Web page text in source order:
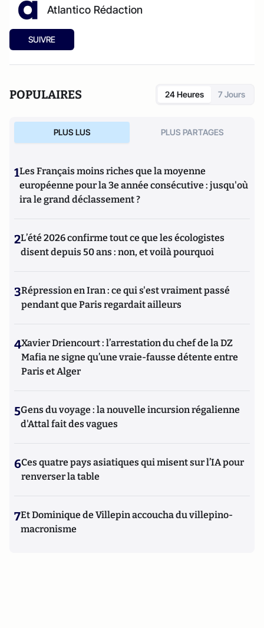
Atlantico Rédaction
SUIVRE
POPULAIRES 24 Heures 7 Jours
PLUS LUS PLUS PARTAGES
1Les Français moins riches que la moyenne
européenne pour la 3e année consécutive : jusqu'où
ira le grand déclassement ?
2L’été 2026 confirme tout ce que les écologistes
disent depuis 50 ans : non, et voilà pourquoi
3Répression en Iran : ce qui s'est vraiment passé
pendant que Paris regardait ailleurs
4Xavier Driencourt : l’arrestation du chef de la DZ
Mafia ne signe qu’une vraie-fausse détente entre
Paris et Alger
5Gens du voyage : la nouvelle incursion régalienne
d'Attal fait des vagues
6Ces quatre pays asiatiques qui misent sur l’IA pour
renverser la table
7Et Dominique de Villepin accoucha du villepino-
macronisme